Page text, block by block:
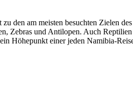
den am meisten besuchten Zielen
Zebras und Antilopen. Auch
Höhepunkt einer jeden Namibia-